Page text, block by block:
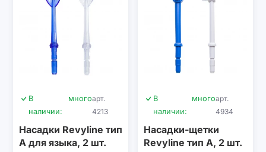
В
наличии:
многоарт.
4213
Насадки Revyline тип
А для языка, 2 шт.
В
наличии:
многоарт.
4934
Насадки-щетки
Revyline тип А, 2 шт.